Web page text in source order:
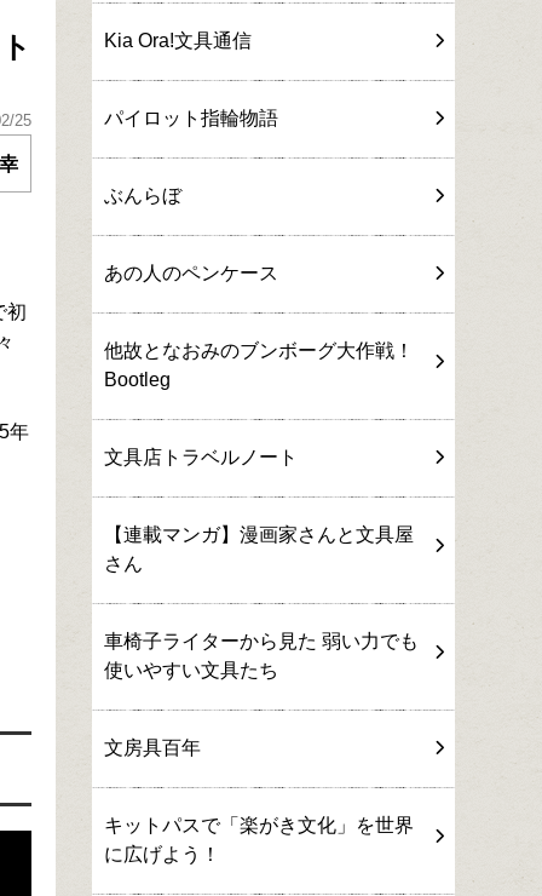
25
初
年
Kia Ora!文具通信
パイロット指輪物語
ぶんらぼ
あの人のペンケース
他故となおみのブンボーグ大作戦！
Bootleg
文具店トラベルノート
【連載マンガ】漫画家さんと文具屋
さん
車椅子ライターから見た 弱い力でも
使いやすい文具たち
文房具百年
キットパスで「楽がき文化」を世界
に広げよう！